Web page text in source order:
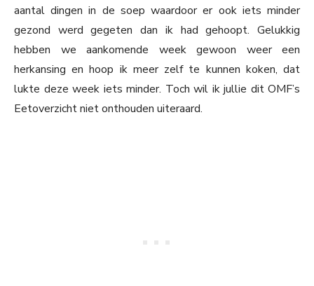
aantal dingen in de soep waardoor er ook iets minder
gezond werd gegeten dan ik had gehoopt. Gelukkig
hebben we aankomende week gewoon weer een
herkansing en hoop ik meer zelf te kunnen koken, dat
lukte deze week iets minder. Toch wil ik jullie dit OMF’s
Eetoverzicht niet onthouden uiteraard.